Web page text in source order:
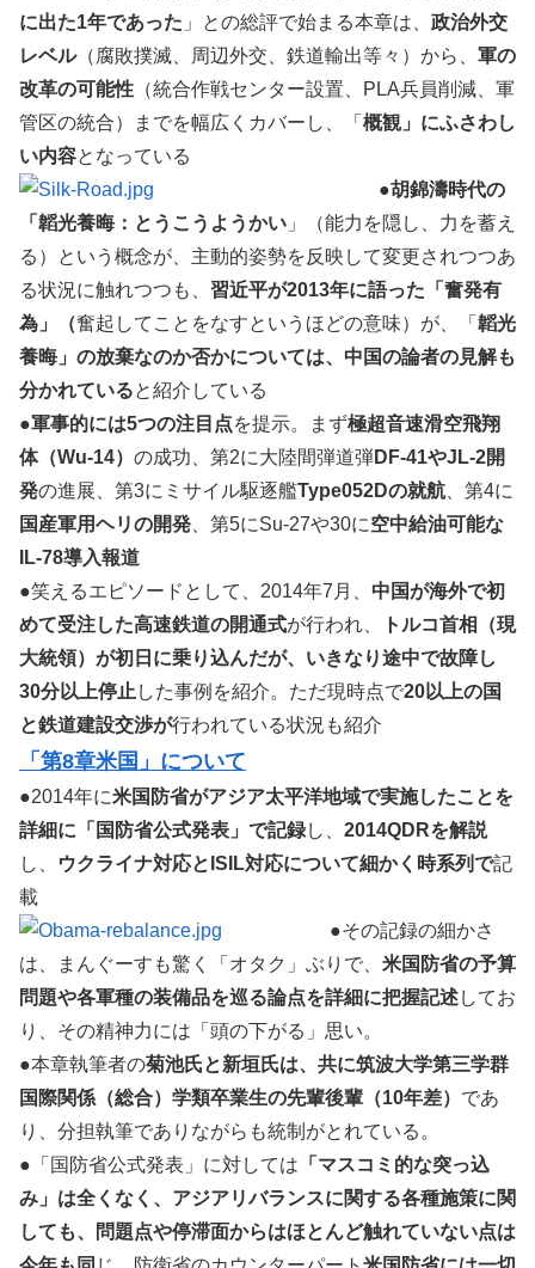
に出た1年であった 」との総評で始まる本章は、 政治外交
レベル（腐敗撲滅、周辺外交、鉄道輸出等々）から、 軍の
改革の可能性 （統合作戦センター設置、PLA兵員削減、軍
管区の統合）までを幅広くカバーし、「 概観」にふさわし
い内容となっている
●胡錦濤時代の
「韜光養晦：とうこうようかい 」（能力を隠し、力を蓄え
る）という概念が、主動的姿勢を反映して変更されつつあ
る状況に触れつつも、 習近平が2013年に語った「奮発有
為」（奮起してことをなすというほどの意味）が、「 韜光
養晦」の放棄なのか否かについては、中国の論者の見解も
分かれていると紹介している
●軍事的には5つの注目点を提示。まず極超音速滑空飛翔
体（Wu-14） の成功、第2に大陸間弾道弾DF-41やJL-2開
発の進展、第3にミサイル駆逐艦Type052Dの就航 、第4に
国産軍用ヘリの開発 、第5にSu-27や30に空中給油可能な
IL-78導入報道
●笑えるエピソードとして、2014年7月、 中国が海外で初
めて受注した高速鉄道の開通式が行われ、
トルコ首相（現
大統領）が初日に乗り込んだが、いきなり途中で故障し
30分以上停止 した事例を紹介。ただ現時点で20以上の国
と鉄道建設交渉が行われている状況も紹介
「第8章米国」について
●2014年に米国防省がアジア太平洋地域で実施したことを
詳細に「国防省公式発表」で記録し、 2014QDRを解説
し、
ウクライナ対応とISIL対応について細かく時系列で記
載
●その記録の細かさ
は、まんぐーすも驚く「オタク」ぶりで、 米国防省の予算
問題や各軍種の装備品を巡る論点を詳細に把握記述してお
り、その精神力には「頭の下がる」思い。
●本章執筆者の菊池氏と新垣氏は、共に筑波大学第三学群
国際関係（総合）学類卒業生の先輩後輩（10年差） であ
り、分担執筆でありながらも統制がとれている。
●「国防省公式発表」に対しては 「マスコミ的な突っ込
み」は全くなく、アジアリバランスに関する各種施策に関
しても、問題点や停滞面からはほとんど触れていない点は